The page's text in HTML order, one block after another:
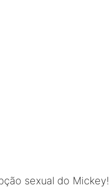
sexual do Mickey!